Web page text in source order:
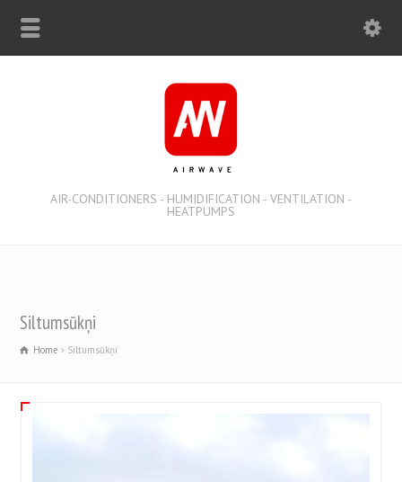
AIR-CONDITIONERS - HUMIDIFICATION - VENTILATION -
HEATPUMPS
Siltumsūkņi
Home Siltumsūkņi